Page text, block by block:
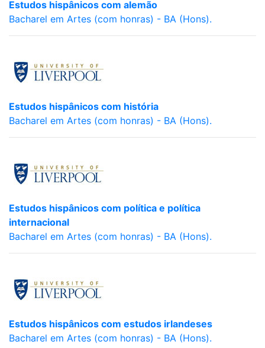
Estudos hispânicos com alemão
Bacharel em Artes (com honras) - BA (Hons).
Estudos hispânicos com história
Bacharel em Artes (com honras) - BA (Hons).
Estudos hispânicos com política e política
internacional
Bacharel em Artes (com honras) - BA (Hons).
Estudos hispânicos com estudos irlandeses
Bacharel em Artes (com honras) - BA (Hons).